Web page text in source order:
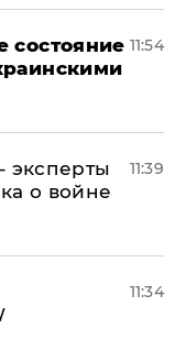
состояние 11:54
эксперты
о войне
11:39
11:34